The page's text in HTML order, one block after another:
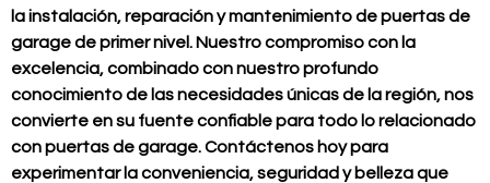
la instalación, reparación y mantenimiento de puertas de
garage de primer nivel. Nuestro compromiso con la
excelencia, combinado con nuestro profundo
conocimiento de las necesidades únicas de la región, nos
convierte en su fuente confiable para todo lo relacionado
con puertas de garage. Contáctenos hoy para
experimentar la conveniencia, seguridad y belleza que